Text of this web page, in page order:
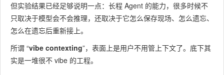
但实验结果已经足够说明一点：长程 Agent 的能力，很多时候不
只取决于模型会不会推理，还取决于它怎么保存现场、怎么遗忘、
怎么在遗忘后重新接上。
所谓 “​vibe contexting​”，表面上是用户不用管上下文了。底下其
实是一堆很不 vibe 的工程。